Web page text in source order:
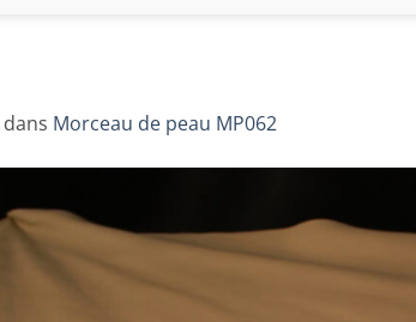
dans Morceau de peau MP062